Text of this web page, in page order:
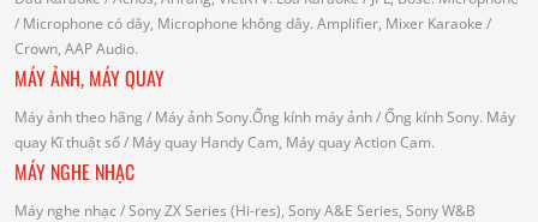
/ Microphone có dây, Microphone không dây. Amplifier, Mixer Karaoke /
Crown, AAP Audio.
MÁY ẢNH, MÁY QUAY
Máy ảnh theo hãng / Máy ảnh Sony.Ống kính máy ảnh / Ống kính Sony. Máy
quay Kĩ thuật số/ Máy quay Handy Cam, Máy quay Action Cam.
MÁY NGHE NHẠC
Máy nghe nhạc / Sony ZX Series (Hi-res), Sony A&E Series, Sony W&B